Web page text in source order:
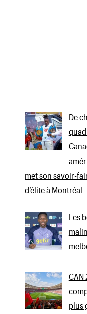
De
met son savoir-
d’élite à Montréal
Les
CAN
plus